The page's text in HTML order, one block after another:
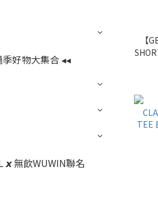
季好物大集合 ◂◂
𝙭 無飲WUWIN聯名
【